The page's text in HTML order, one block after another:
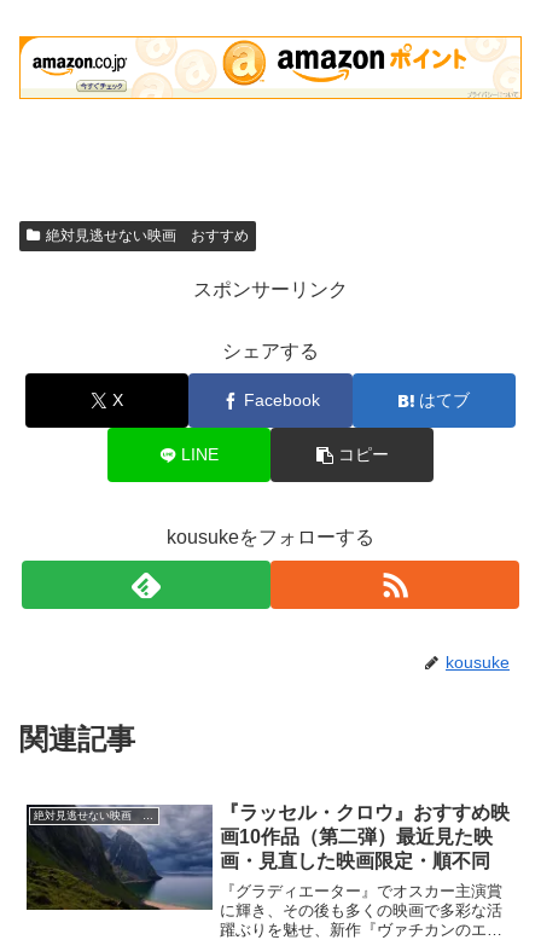
絶対見逃せない映画 おすすめ
スポンサーリンク
シェアする
X Facebook はてブ
LINE コピー
kousukeをフォローする
kousuke
関連記事
絶対見逃せない映画 おすすめ
『ラッセル・クロウ』おすすめ映
画10作品（第二弾）最近見た映
画・見直した映画限定・順不同
『グラディエーター』でオスカー主演賞
に輝き、その後も多くの映画で多彩な活
躍ぶりを魅せ、新作『ヴァチカンのエク